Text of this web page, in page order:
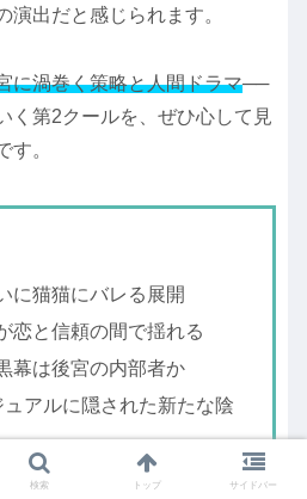
演出だと感じられます。
に渦巻く策略と人間ドラマ──
く第2クールを、ぜひ心して見
す。
に猫猫にバレる展開
恋と信頼の間で揺れる
幕は後宮の内部者か
アルに隠された新たな陰
はめられる衝撃シーン公開
検索 トップ サイドバー